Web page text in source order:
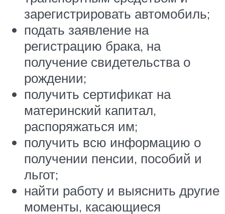
зарегистрировать автомобиль;
подать заявление на
регистрацию брака, на
получение свидетельства о
рождении;
получить сертификат на
материнский капитал,
распоряжаться им;
получить всю информацию о
получении пенсии, пособий и
льгот;
найти работу и выяснить другие
моменты, касающиеся